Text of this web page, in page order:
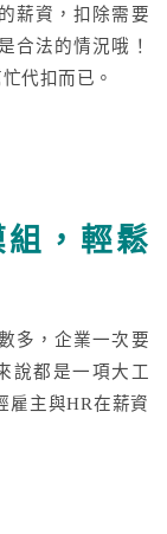
薪資，扣除需要
合法的情況哦！
代扣而已。
，輕鬆
多，企業一次要
說都是一項大工
雇主與HR在薪資